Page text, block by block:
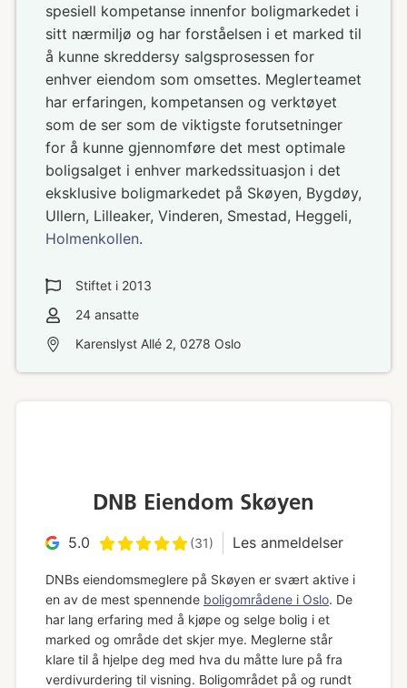
spesiell kompetanse innenfor boligmarkedet i
sitt nærmiljø og har forståelsen i et marked til
å kunne skreddersy salgsprosessen for
enhver eiendom som omsettes. Meglerteamet
har erfaringen, kompetansen og verktøyet
som de ser som de viktigste forutsetninger
for å kunne gjennomføre det mest optimale
boligsalget i enhver markedssituasjon i det
eksklusive boligmarkedet på Skøyen, Bygdøy,
Ullern, Lilleaker, Vinderen, Smestad, Heggeli,
Holmenkollen.
Stiftet i 2013
24ansatte
Karenslyst Allé 2, 0278 Oslo
DNB Eiendom Skøyen
5.0 (31) Les anmeldelser
DNBs eiendomsmeglere på Skøyen er svært aktive i
en av de mest spennende boligområdene i Oslo. De
har lang erfaring med å kjøpe og selge bolig i et
marked og område det skjer mye. Meglerne står
klare til å hjelpe deg med hva du måtte lure på fra
verdivurdering til visning. Boligområdet på og rundt